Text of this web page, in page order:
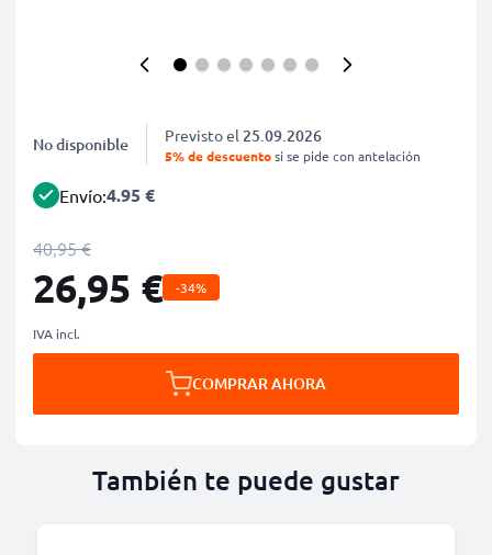
No disponible Previsto el 25.09.2026
5% de descuentosi se pide con antelación
Envío:4.95 €
40,95 €
26,95 € -34%
IVA incl.
COMPRAR AHORA
También te puede gustar